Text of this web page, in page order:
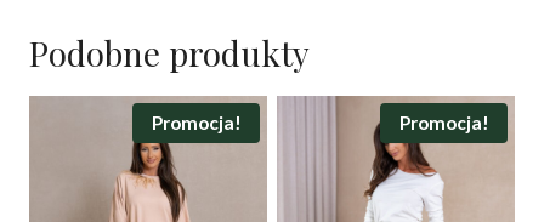
Podobne produkty
Promocja! Promocja!